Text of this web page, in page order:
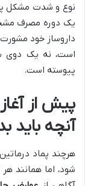
نوع و شدت مشکل
یک دوره مصرف
داروساز خود
است، نه یک دوی
پیوسته است.
پیش از
آنچه باید
هرچند پماد
شود، اما همانند